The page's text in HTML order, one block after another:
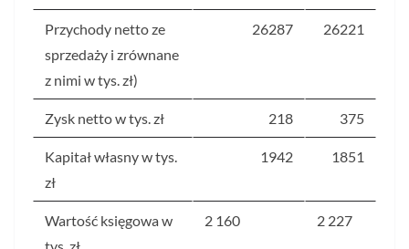
Przychody netto ze
sprzedaży i zrównane
z nimi w tys. zł)
26287 26221
Zysk netto w tys. zł 218 375
Kapitał własny w tys.
zł
1942 1851
Wartość księgowa w
2 160 2 227